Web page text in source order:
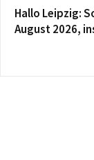
Hallo Leipzig:
August 2026,